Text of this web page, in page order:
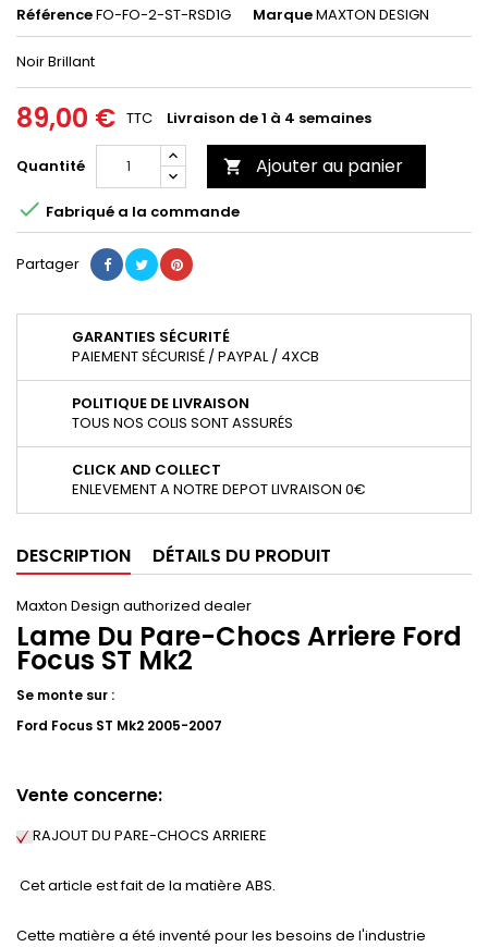
RéférenceFO-FO-2-ST-RSD1G MarqueMAXTON DESIGN
Noir Brillant
89,00 € TTC Livraison de 1 à 4 semaines
Quantité  Ajouter au panier
 Fabriqué a la commande
Partager
GARANTIES SÉCURITÉ
PAIEMENT SÉCURISÉ / PAYPAL / 4XCB
POLITIQUE DE LIVRAISON
TOUS NOS COLIS SONT ASSURÉS
CLICK AND COLLECT
ENLEVEMENT A NOTRE DEPOT LIVRAISON 0€
DESCRIPTION DÉTAILS DU PRODUIT
Maxton Design authorized dealer
Lame Du Pare-Chocs Arriere Ford
Focus ST Mk2
Se monte sur :
Ford Focus ST Mk2 2005-2007
Vente concerne:
RAJOUT DU PARE-CHOCS ARRIERE
Cet article est fait de la matière ABS.
Cette matière a été inventé pour les besoins de l'industrie